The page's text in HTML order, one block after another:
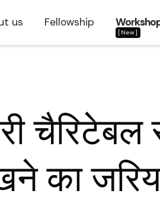
us Fellowship
[New]
चैरिटेबल
का